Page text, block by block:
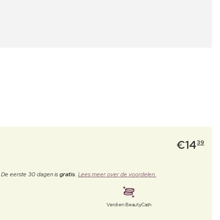
€1439
De eerste 30 dagen isgratis. Lees meer over de voordelen.
Verdien BeautyCash